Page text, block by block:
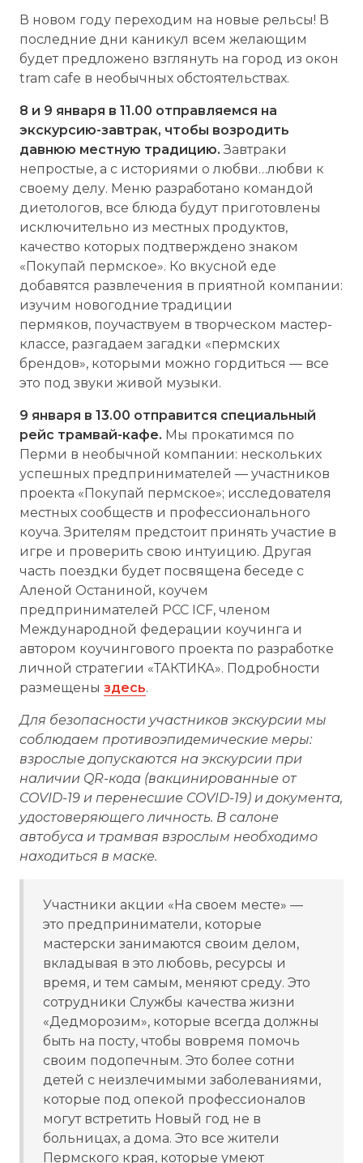
В новом году переходим на новые рельсы! В
последние дни каникул всем желающим
будет предложено взглянуть на город из окон
tram cafe в необычных обстоятельствах.
8 и 9 января в 11.00 отправляемся на
экскурсию-завтрак, чтобы возродить
давнюю местную традицию. Завтраки
непростые, а с историями о любви…любви к
своему делу. Меню разработано командой
диетологов, все блюда будут приготовлены
исключительно из местных продуктов,
качество которых подтверждено знаком
«Покупай пермское». Ко вкусной еде
добавятся развлечения в приятной компании:
изучим новогодние традиции
пермяков, поучаствуем в творческом мастер-
классе, разгадаем загадки «пермских
брендов», которыми можно гордиться — все
это под звуки живой музыки.
9 января в 13.00 отправится специальный
рейс трамвай-кафе. Мы прокатимся по
Перми в необычной компании: нескольких
успешных предпринимателей — участников
проекта «Покупай пермское»; исследователя
местных сообществ и профессионального
коуча. Зрителям предстоит принять участие в
игре и проверить свою интуицию. Другая
часть поездки будет посвящена беседе с
Аленой Останиной, коучем
предпринимателей PCC ICF, членом
Международной федерации коучинга и
автором коучингового проекта по разработке
личной стратегии «ТАКТИКА». Подробности
размещены здесь.
Для безопасности участников экскурсии мы
соблюдаем противоэпидемические меры:
взрослые допускаются на экскурсии при
наличии QR-кода (вакцинированные от
COVID-19 и перенесшие COVID-19) и документа,
удостоверяющего личность. В салоне
автобуса и трамвая взрослым необходимо
находиться в маске.
Участники акции «На своем месте» —
это предприниматели, которые
мастерски занимаются своим делом,
вкладывая в это любовь, ресурсы и
время, и тем самым, меняют среду. Это
сотрудники Службы качества жизни
«Дедморозим», которые всегда должны
быть на посту, чтобы вовремя помочь
своим подопечным. Это более сотни
детей с неизлечимыми заболеваниями,
которые под опекой профессионалов
могут встретить Новый год не в
больницах, а дома. Это все жители
Пермского края, которые умеют